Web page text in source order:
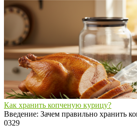
Как хранить копченую курицу?
Введение: Зачем правильно хранить
0329